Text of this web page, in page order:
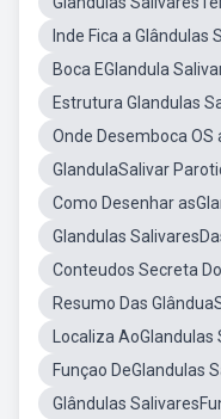
Inde Fica a Glândulas
Boca EGlandula
Estrutura Glandulas
Onde Desemboca OS
GlandulaSalivar
Como Desenhar
Glandulas
Conteudos Secreta
Resumo Das
Localiza AoGlandulas
Funçao DeGlandulas
Glândulas